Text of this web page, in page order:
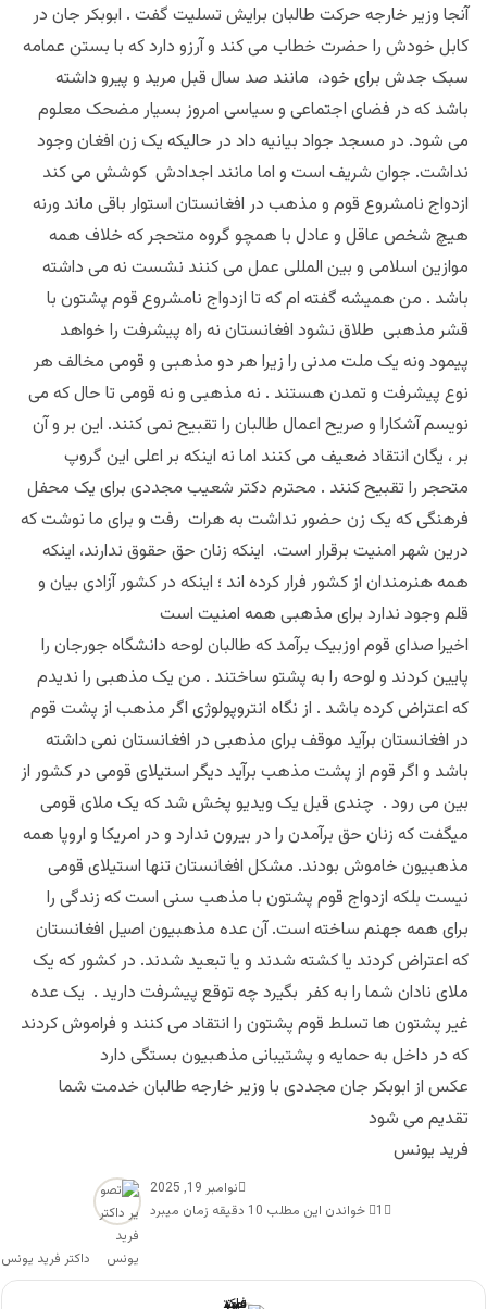
آنجا وزیر خارجه حرکت طالبان برایش تسلیت گفت . ابوبکر جان در
کابل خودش را حضرت خطاب می کند و آرزو دارد که با بستن عمامه
سبک جدش برای خود، مانند صد سال قبل مرید و پیرو داشته
باشد که در فضای اجتماعی و سیاسی امروز بسیار مضحک معلوم
می شود. در مسجد جواد بیانیه داد در حالیکه یک زن افغان وجود
نداشت. جوان شریف است و اما مانند اجدادش کوشش می کند
ازدواج نامشروع قوم و مذهب در افغانستان استوار باقی ماند ورنه
هیچ شخص عاقل و عادل با همچو گروه متحجر که خلاف همه
موازین اسلامی و بین المللی عمل می کنند نشست نه می داشته
باشد . من همیشه گفته ام که تا ازدواج نامشروع قوم پشتون با
قشر مذهبی طلاق نشود افغانستان نه راه پیشرفت را خواهد
پیمود و‌نه یک ملت مدنی را زیرا هر دو مذهبی و قومی مخالف هر
نوع پیشرفت و تمدن هستند . نه مذهبی و نه قومی تا حال که می
نویسم آشکارا و صریح اعمال طالبان را تقبیح نمی کنند. این بر و آن
بر ، یگان انتقاد ضعیف می کنند اما نه اینکه بر اعلی این گروپ
متحجر را تقبیح کنند . محترم دکتر شعیب مجددی برای یک محفل
فرهنگی که یک زن حضور نداشت به هرات رفت و برای ما نوشت که
درین شهر امنیت برقرار است. اینکه زنان حق حقوق ندارند، اینکه
همه هنرمندان از کشور فرار کرده اند ؛ اینکه در کشور آزادی بیان و
قلم وجود ندارد برای مذهبی همه امنیت است
اخیرا صدای قوم اوزبیک برآمد که طالبان لوحه دانشگاه جورجان را
پایین کردند و لوحه را به پشتو ساختند . من یک مذهبی را ندیدم
که اعتراض کرده باشد . از نگاه انتروپولوژی اگر مذهب از پشت قوم
در افغانستان برآید موقف برای مذهبی در افغانستان نمی داشته
باشد و اگر قوم از پشت مذهب برآید دیگر استیلای قومی در کشور از
بین می رود . چندی قبل یک ویدیو پخش شد که یک ملای قومی
میگفت که زنان حق برآمدن را در بیرون ندارد و در امریکا و اروپا همه
مذهبیون خاموش بودند. مشکل افغانستان تنها استیلای قومی
نیست بلکه ازدواج قوم پشتون با مذهب سنی است که زندگی را
برای همه جهنم ساخته است. آن عده مذهبیون اصیل افغانستان
که اعتراض کردند یا کشته شدند و یا تبعید شدند. در کشور که یک
ملای نادان شما را به کفر بگیرد چه توقع پیشرفت دارید . یک عده
غیر پشتون ها تسلط قوم پشتون را انتقاد می کنند و فراموش کردند
که در داخل به حمایه و پشتیبانی مذهبیون بستگی دارد
عکس از ابوبکر جان مجددی با وزیر خارجه طالبان خدمت شما
تقدیم می شود
فرید یونس
داکتر فرید یونس
نوامبر 19, 2025
1
خواندن این مطلب 10 دقیقه زمان میبرد